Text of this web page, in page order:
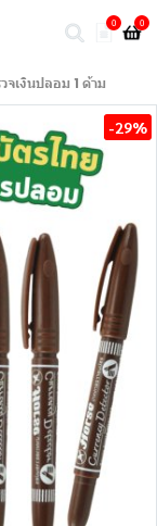
0 0
เงินปลอม 1 ด้าม
-29%